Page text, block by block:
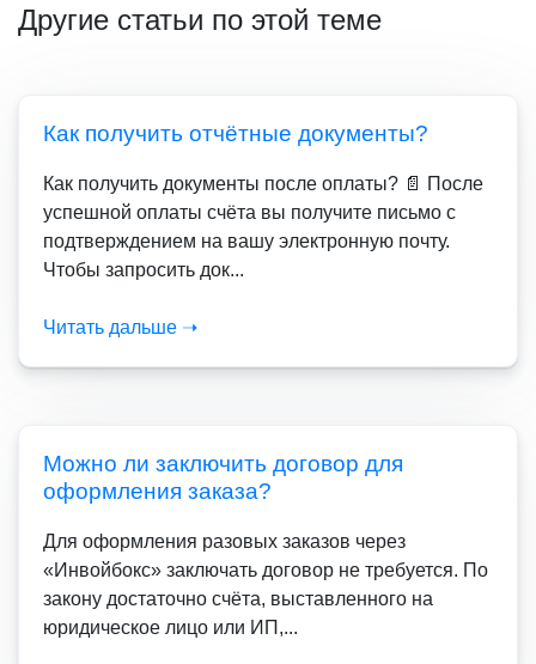
Другие статьи по этой теме
Как получить отчётные документы?
Как получить документы после оплаты? 📄 После
успешной оплаты счёта вы получите письмо с
подтверждением на вашу электронную почту.
Чтобы запросить док...
Читать дальше ➝
Можно ли заключить договор для
оформления заказа?
Для оформления разовых заказов через
«Инвойбокс» заключать договор не требуется. По
закону достаточно счёта, выставленного на
юридическое лицо или ИП,...